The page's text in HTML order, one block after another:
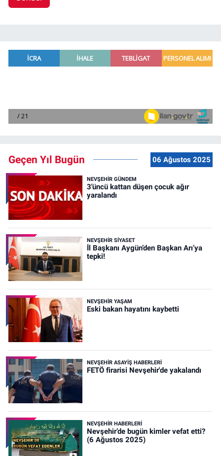
Geçen Yıl Bugün 06 Ağustos 2025
NEVŞEHIR GÜNDEM
3'üncü kattan düşen çocuk ağır
yaralandı
NEVŞEHIR SIYASET
İl Başkanı Aygün’den Başkan Arı’ya
tepki!
NEVŞEHIR YAŞAM
Eski bakan hayatını kaybetti
NEVŞEHIR ASAYIŞ HABERLERI
FETÖ firarisi Nevşehir'de yakalandı
NEVŞEHIR HABERLERI
Nevşehir’de bugün kimler vefat etti?
(6 Ağustos 2025)